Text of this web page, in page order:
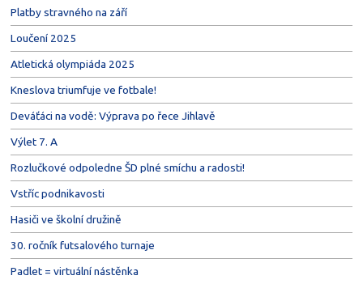
Platby stravného na září
Loučení 2025
Atletická olympiáda 2025
Kneslova triumfuje ve fotbale!
Deváťáci na vodě: Výprava po řece Jihlavě
Výlet 7. A
Rozlučkové odpoledne ŠD plné smíchu a radosti!
Vstříc podnikavosti
Hasiči ve školní družině
30. ročník futsalového turnaje
Padlet = virtuální nástěnka